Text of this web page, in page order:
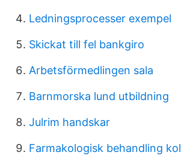
Ledningsprocesser exempel
Skickat till fel bankgiro
Arbetsförmedlingen sala
Barnmorska lund utbildning
Julrim handskar
Farmakologisk behandling kol